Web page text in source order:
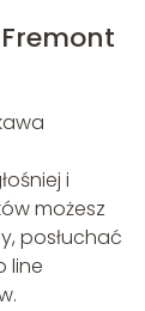
i
możesz
posłuchać
line